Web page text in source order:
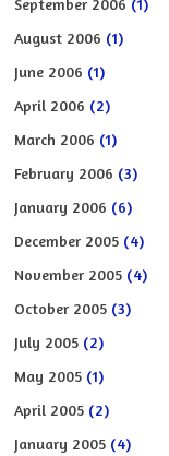
August 2006 (1)
June 2006 (1)
April 2006 (2)
March 2006 (1)
February 2006 (3)
January 2006 (6)
December 2005 (4)
November 2005 (4)
October 2005 (3)
July 2005 (2)
May 2005 (1)
April 2005 (2)
January 2005 (4)